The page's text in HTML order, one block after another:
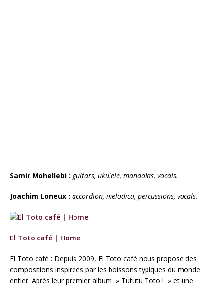
Samir Mohellebi : guitars, ukulele, mandolas, vocals.
Joachim Loneux : accordion, melodica, percussions, vocals.
El Toto café | Home
El Toto café : Depuis 2009, El Toto café nous propose des
compositions inspirées par les boissons typiques du monde
entier. Après leur premier album » Tututu Toto ! » et une